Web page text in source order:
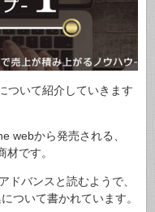
ついて紹介していきます
webから発売される、
材です。
ドバンスと読むようで、
ついて書かれています。